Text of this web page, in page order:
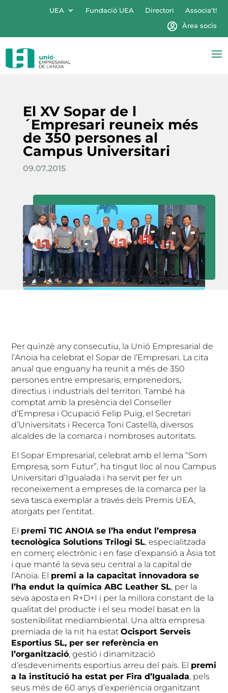
UEA Fundació UEA Directori
Associa’t!
Àrea socis
El XV Sopar de l
´Empresari reuneix més
de 350 persones al
Campus Universitari
09.07.2015
Per quinzè any consecutiu, la Unió Empresarial de
l’Anoia ha celebrat el Sopar de l’Empresari. La cita
anual que enguany ha reunit a més de 350
persones entre empresaris, emprenedors,
directius i industrials del territori. També ha
comptat amb la presència del Conseller
d’Empresa i Ocupació Felip Puig, el Secretari
d’Universitats i Recerca Toni Castellà, diversos
alcaldes de la comarca i nombroses autoritats.
El Sopar Empresarial, celebrat amb el lema “Som
Empresa, som Futur”, ha tingut lloc al nou Campus
Universitari d’Igualada i ha servit per fer un
reconeixement a empreses de la comarca per la
seva tasca exemplar a través dels Premis UEA,
atorgats per l’entitat.
El premi TIC ANOIA se l’ha endut l’empresa
tecnològica Solutions Trilogi SL, especialitzada
en comerç electrònic i en fase d’expansió a Àsia tot
i que manté la seva seu central a la capital de
l’Anoia. El premi a la capacitat innovadora se
l’ha endut la química ABC Leather SL, per la
seva aposta en R+D+I i per la millora constant de la
qualitat del producte i el seu model basat en la
sostenibilitat mediambiental. Una altra empresa
premiada de la nit ha estatOcisport Serveis
Esportius SL, per ser referència en
l’organització, gestió i dinamització
d’esdeveniments esportius arreu del país. El premi
a la institució ha estat per Fira d’Igualada, pels
seus més de 60 anys d’experiència organitzant